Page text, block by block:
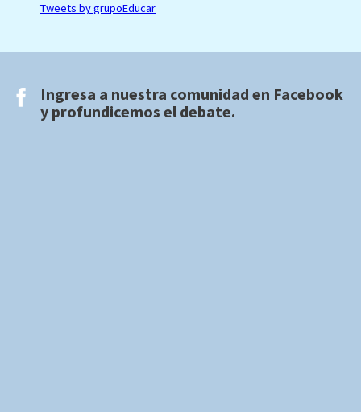
Tweets by grupoEducar
Ingresa a nuestra comunidad en Facebook
y profundicemos el debate.